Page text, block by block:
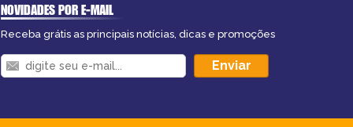
NOVIDADES POR E-MAIL
Receba grátis as principais notícias, dicas e promoções